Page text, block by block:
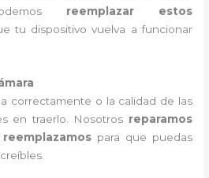
reemplazar estos
tu dispositivo vuelva a funcionar
correctamente o la calidad de las
en traerlo. Nosotros reparamos
reemplazamos para que puedas